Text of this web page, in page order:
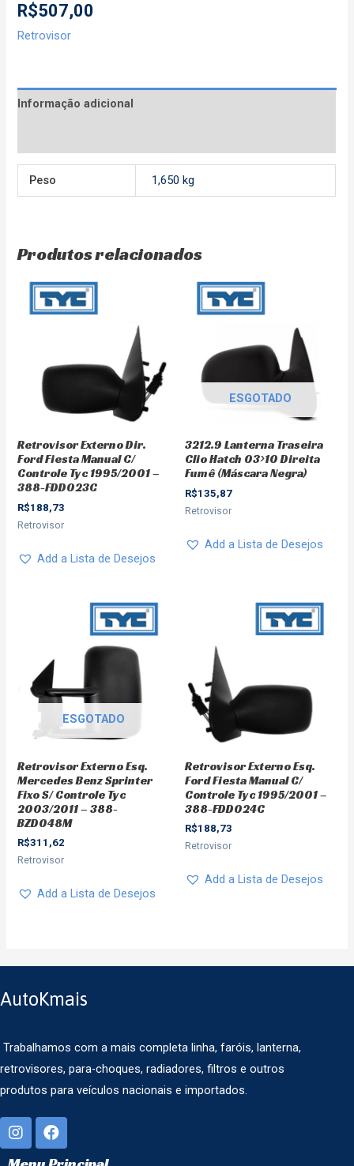
R$507,00
Retrovisor
Informação adicional
Peso 1,650 kg
Produtos relacionados
Retrovisor Externo Dir.
Ford Fiesta Manual C/
Controle Tyc 1995/2001 –
388-FDD023C
R$188,73
Retrovisor
Add a Lista de Desejos
ESGOTADO
3212.9 Lanterna Traseira
Clio Hatch 03>10 Direita
Fumê (Máscara Negra)
R$135,87
Retrovisor
Add a Lista de Desejos
ESGOTADO
Retrovisor Externo Esq.
Mercedes Benz Sprinter
Fixo S/ Controle Tyc
2003/2011 – 388-
BZD048M
R$311,62
Retrovisor
Add a Lista de Desejos
Retrovisor Externo Esq.
Ford Fiesta Manual C/
Controle Tyc 1995/2001 –
388-FDD024C
R$188,73
Retrovisor
Add a Lista de Desejos
AutoKmais
Trabalhamos com a mais completa linha, faróis, lanterna,
retrovisores, para-choques, radiadores, filtros e outros
produtos para veículos nacionais e importados.